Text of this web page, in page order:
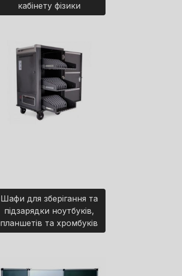
кабінету фізики
Шафи для зберігання та
підзарядки ноутбуків,
планшетів та хромбуків